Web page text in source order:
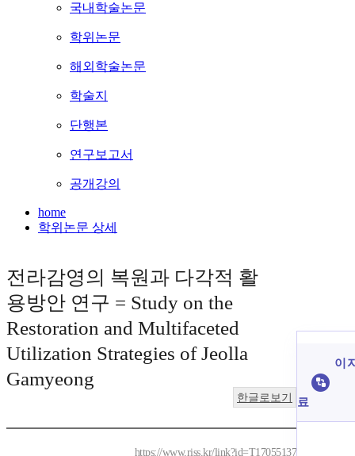
국내학술논문
학위논문
해외학술논문
학술지
단행본
연구보고서
공개강의
home
학위논문 상세
전라감영의 복원과 다각적 활
용방안 연구 = Study on the
Restoration and Multifaceted
Utilization Strategies of Jeolla
Gamyeong
한글로보기
https://www.riss.kr/link?id=T17055137
이
료